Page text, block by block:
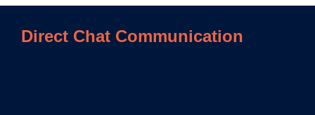
Direct Chat Communication